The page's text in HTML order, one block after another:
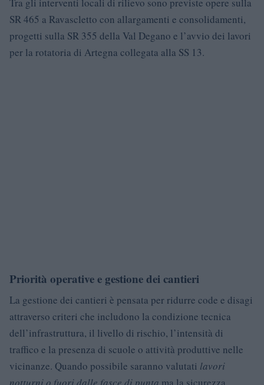
SR 465 a Ravascletto con allargamenti e consolidamenti,
progetti sulla SR 355 della Val Degano e l’avvio dei lavori
per la rotatoria di Artegna collegata alla SS 13.
Priorità operative e gestione dei cantieri
La gestione dei cantieri è pensata per ridurre code e disagi
attraverso criteri che includono la condizione tecnica
dell’infrastruttura, il livello di rischio, l’intensità di
traffico e la presenza di scuole o attività produttive nelle
vicinanze. Quando possibile saranno valutati lavori